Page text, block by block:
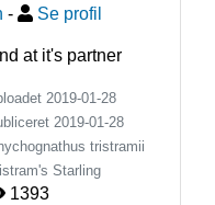
- Se profil
at it's partner
2019-01-28
2019-01-28
tristramii
Starling
1393